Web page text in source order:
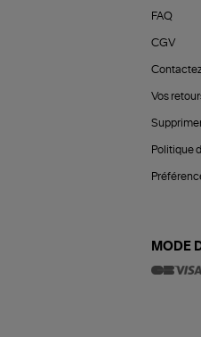
FAQ
CGV
Vos
Politique
MODE